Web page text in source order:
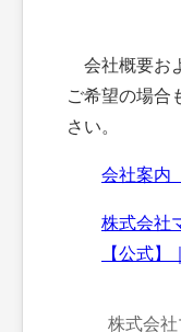
会社概要お
ご希望の場合
さい。
会社案内
株式会社
【公式】
株式会